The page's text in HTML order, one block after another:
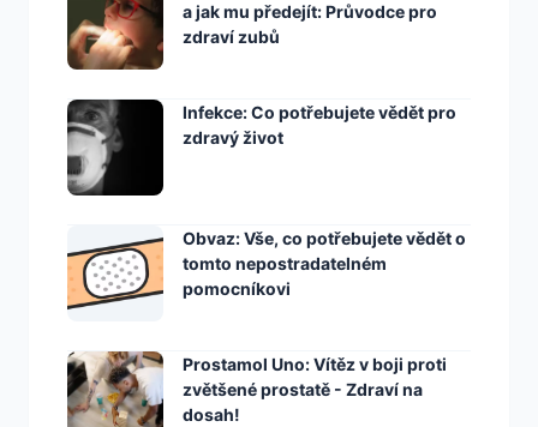
a jak mu předejít: Průvodce pro
zdraví zubů
Infekce: Co potřebujete vědět pro
zdravý život
Obvaz: Vše, co potřebujete vědět o
tomto nepostradatelném
pomocníkovi
Prostamol Uno: Vítěz v boji proti
zvětšené prostatě - Zdraví na
dosah!